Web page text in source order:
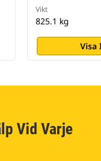
Vikt
825.1 kg
Visa
Vid Varje